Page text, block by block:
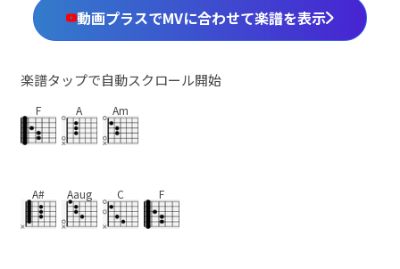
動画プラスでMVに合わせて楽譜を表示
楽譜タップで自動スクロール開始
F A Am
A# Aaug C F